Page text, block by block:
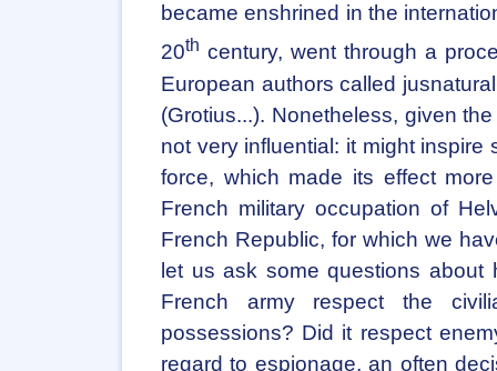
became enshrined in the
20th century, went through a
European authors called
(Grotius...). Nonetheless, given
not very influential: it might
force, which made its effect
French military occupation of
French Republic, for which we
let us ask some questions about
French army respect the
possessions? Did it respect
regard to espionage, an often